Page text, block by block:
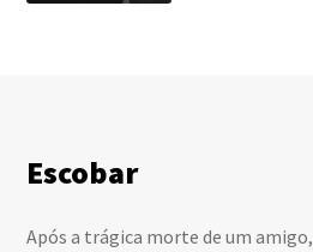
Escobar
Após a trágica morte de um amigo,